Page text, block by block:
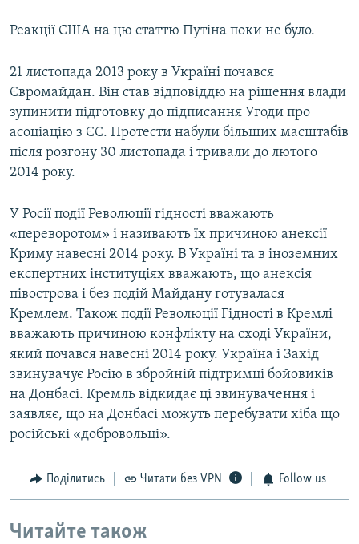
Реакції США на цю статтю Путіна поки не було.
21 листопада 2013 року в Україні почався
Євромайдан. Він став відповіддю на рішення влади
зупинити підготовку до підписання Угоди про
асоціацію з ЄС. Протести набули більших масштабів
після розгону 30 листопада і тривали до лютого
2014 року.
У Росії події Революції гідності вважають
«переворотом» і називають їх причиною анексії
Криму навесні 2014 року. В Україні та в іноземних
експертних інституціях вважають, що анексія
півострова і без подій Майдану готувалася
Кремлем. Також події Революції Гідності в Кремлі
вважають причиною конфлікту на сході України,
який почався навесні 2014 року. Україна і Захід
звинувачує Росію в збройній підтримці бойовиків
на Донбасі. Кремль відкидає ці звинувачення і
заявляє, що на Донбасі можуть перебувати хіба що
російські «добровольці».
Поділитись Читати без VPN Follow us
Читайте також